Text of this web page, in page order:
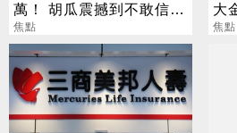
萬！ 胡瓜震撼到不敢信：
比股票賺得兇
焦點
大
偏
焦點